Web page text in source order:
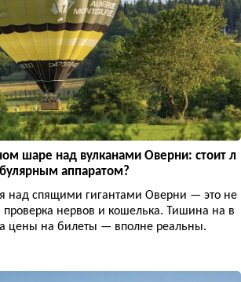
шаре над вулканами Оверни: стоит л
аппаратом?
над спящими гигантами Оверни — это не
проверка нервов и кошелька. Тишина на в
цены на билеты — вполне реальны.